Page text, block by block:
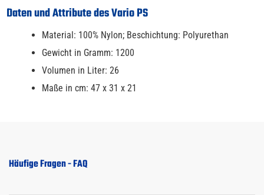
Daten und Attribute des Vario PS
Material: 100% Nylon; Beschichtung: Polyurethan
Gewicht in Gramm: 1200
Volumen in Liter: 26
Maße in cm: 47 x 31 x 21
Häufige Fragen - FAQ